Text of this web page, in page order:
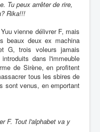
Tu peux arrêter de rire,
Rika!!!
vienne délivrer F, mais
beaux deux ex machina
G, trois voleurs jamais
dans l'immeuble
de Sirène, en profitent
tous les sbires de
sont venus, en emportant
F. Tout l'alphabet va y